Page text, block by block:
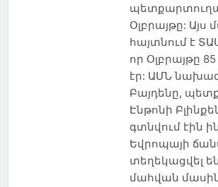
Օլբրայթը: Այս
հայտնում է
որ Օլբրայթը
էր: ԱՄՆ
Բայդենը,
Էնթոնի
գտնվում էին
Եվրոպայի
տեղեկացվել
մահվան